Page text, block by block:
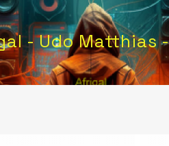
- Udo Matthias